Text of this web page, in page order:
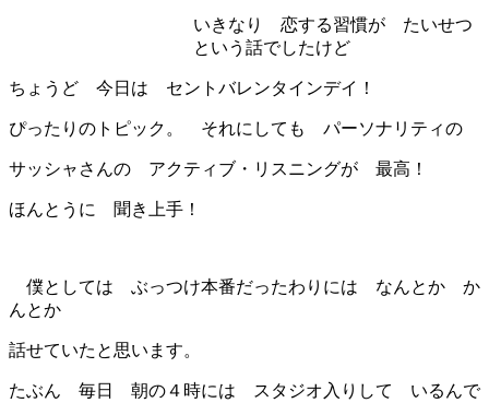
いきなり 恋する習慣が たいせつ
という話でしたけど
ちょうど 今日は セントバレンタインデイ！
ぴったりのトピック。 それにしても パーソナリティの
サッシャさんの アクティブ・リスニングが 最高！
ほんとうに 聞き上手！
僕としては ぶっつけ本番だったわりには なんとか か
んとか
話せていたと思います。
たぶん 毎日 朝の４時には スタジオ入りして いるんで